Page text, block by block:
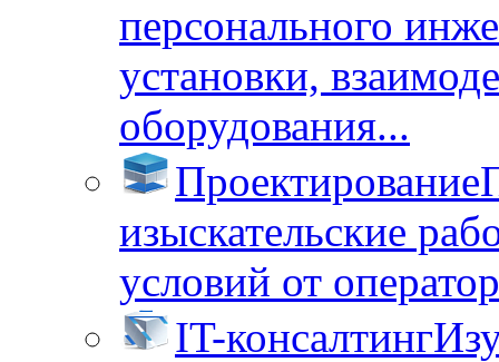
персонального
установки,
оборудования...
Проектирование
изыскательские
условий от
IT-консалтинг